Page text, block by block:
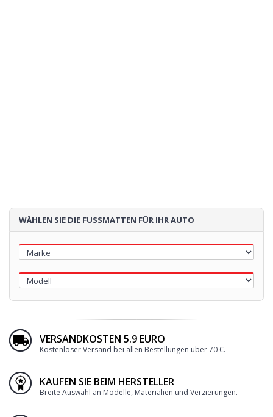
WÄHLEN SIE DIE FUSSMATTEN FÜR IHR AUTO
VERSANDKOSTEN 5.9 EURO
Kostenloser Versand bei allen Bestellungen über 70 €.
KAUFEN SIE BEIM HERSTELLER
Breite Auswahl an Modelle, Materialien und Verzierungen.